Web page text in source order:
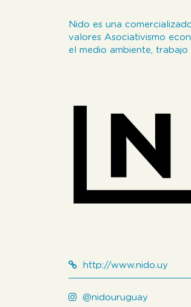
Nido es una
valores Asociativismo
el medio ambiente,
http://www.nido.uy
@nidouruguay